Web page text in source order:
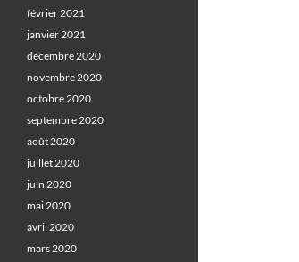
février 2021
janvier 2021
décembre 2020
novembre 2020
octobre 2020
septembre 2020
août 2020
juillet 2020
juin 2020
mai 2020
avril 2020
mars 2020